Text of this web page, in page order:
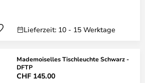
Lieferzeit: 10 - 15 Werktage
Mademoiselles Tischleuchte Schwarz -
DFTP
CHF 145.00